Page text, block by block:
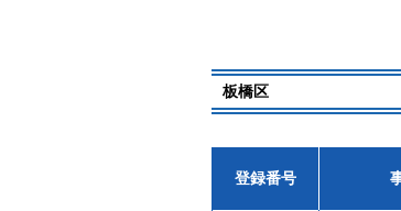
板橋区
登録番号